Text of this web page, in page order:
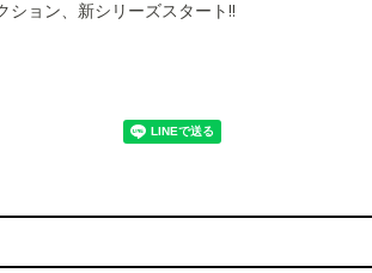
ション、新シリーズスタート!!